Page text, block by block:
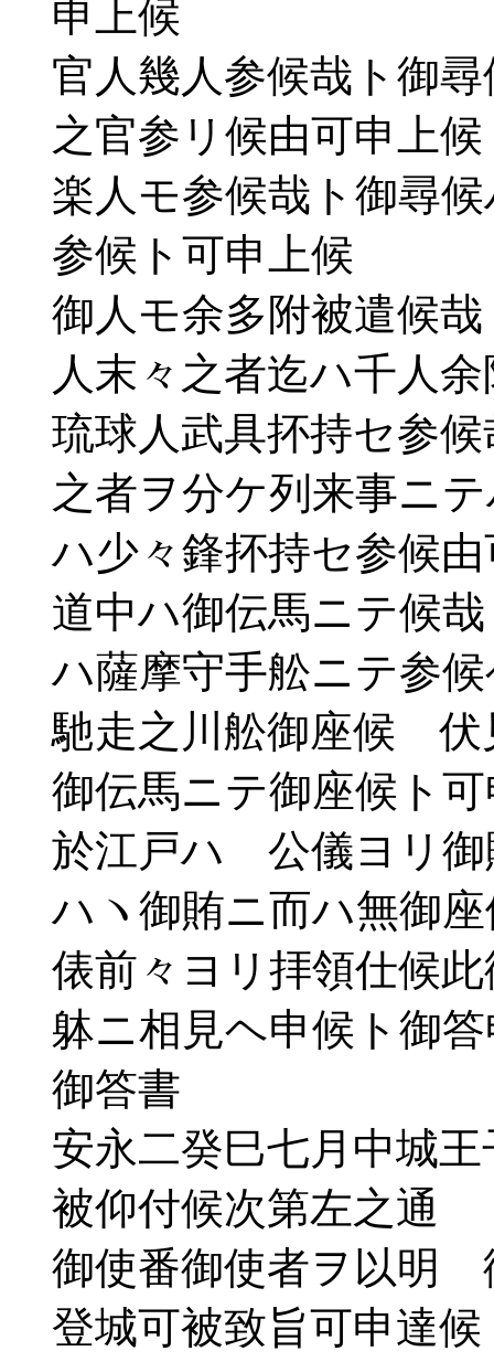
申上候
官人幾人参候哉ト御尋
之官参リ候由可申上候
楽人モ参候哉ト御尋候
参候ト可申上候
御人モ余多附被遣候哉
人末々之者迄ハ千人余
琉球人武具抔持セ参候
之者ヲ分ケ列来事ニテ
ハ少々鋒抔持セ参候由
道中ハ御伝馬ニテ候哉
ハ薩摩守手舩ニテ参
馳走之川舩御座候 伏
御伝馬ニテ御座候ト可
於江戸ハ 公儀ヨリ御
ハヽ御賄ニ而ハ無御座
俵前々ヨリ拝領仕候此
躰ニ相見ヘ申候ト御答
御答書
安永二癸巳七月中城
被仰付候次第左之通
御使番御使者ヲ以明
登城可被致旨可申達候